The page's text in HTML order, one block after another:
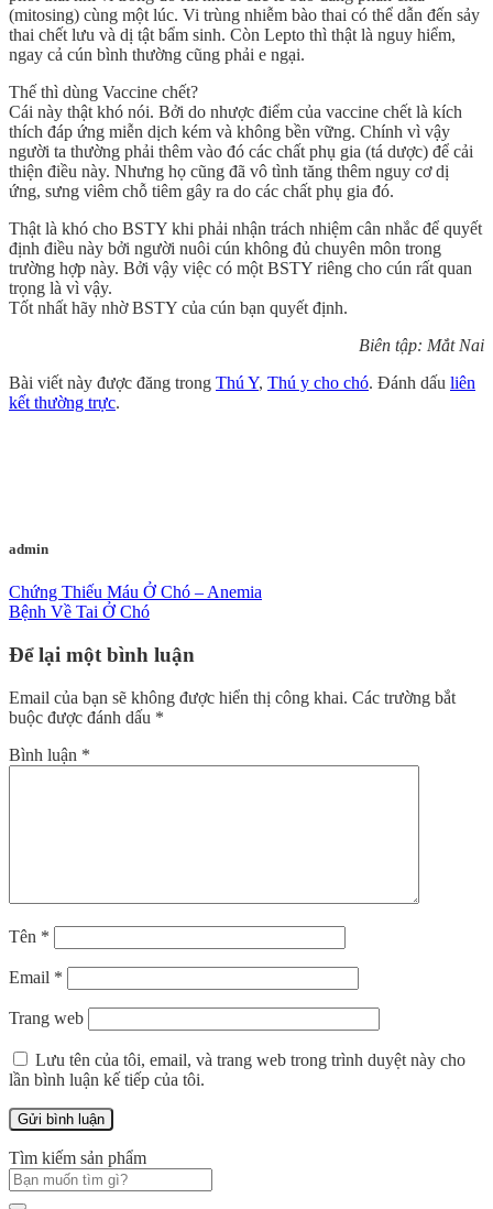
(mitosing) cùng một lúc. Vi trùng nhiễm bào thai có thể dẫn đến sảy
thai chết lưu và dị tật bẩm sinh. Còn Lepto thì thật là nguy hiểm,
ngay cả cún bình thường cũng phải e ngại.
Thế thì dùng Vaccine chết?
Cái này thật khó nói. Bởi do nhược điểm của vaccine chết là kích
thích đáp ứng miễn dịch kém và không bền vững. Chính vì vậy
người ta thường phải thêm vào đó các chất phụ gia (tá dược) để cải
thiện điều này. Nhưng họ cũng đã vô tình tăng thêm nguy cơ dị
ứng, sưng viêm chỗ tiêm gây ra do các chất phụ gia đó.
Thật là khó cho BSTY khi phải nhận trách nhiệm cân nhắc để quyết
định điều này bởi người nuôi cún không đủ chuyên môn trong
trường hợp này. Bởi vậy việc có một BSTY riêng cho cún rất quan
trọng là vì vậy.
Tốt nhất hãy nhờ BSTY của cún bạn quyết định.
Biên tập: Mắt Nai
Bài viết này được đăng trong Thú Y, Thú y cho chó. Đánh dấu liên
kết thường trực.
admin
Chứng Thiếu Máu Ở Chó – Anemia
Bệnh Về Tai Ở Chó
Để lại một bình luận
Email của bạn sẽ không được hiển thị công khai. Các trường bắt
buộc được đánh dấu *
Bình luận *
Tên *
Email *
Trang web
Lưu tên của tôi, email, và trang web trong trình duyệt này cho
lần bình luận kế tiếp của tôi.
Tìm kiếm sản phẩm
Tìm
kiếm: